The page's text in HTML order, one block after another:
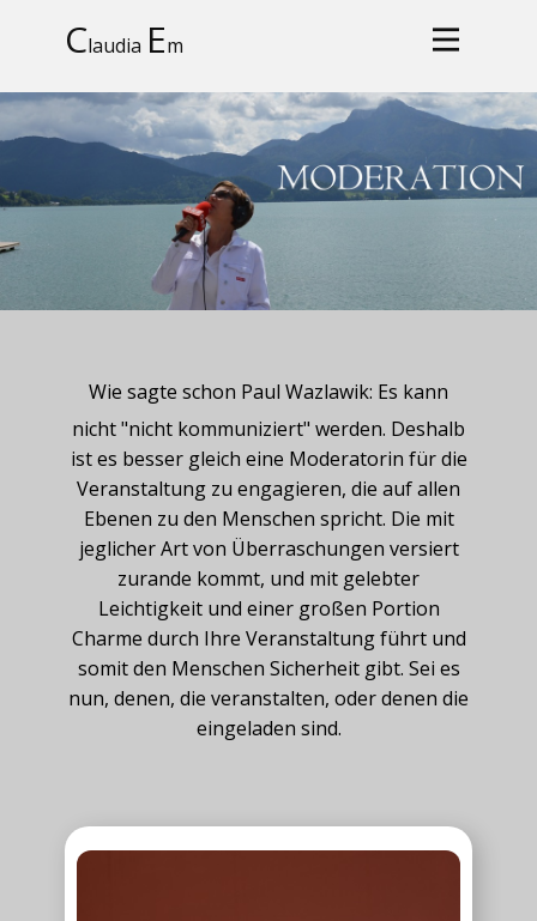
Claudia Em
Wie sagte schon Paul Wazlawik: Es kann
nicht "nicht kommuniziert" werden. Deshalb
ist es besser gleich eine Moderatorin für die
Veranstaltung zu engagieren, die auf allen
Ebenen zu den Menschen spricht. Die mit
jeglicher Art von Überraschungen versiert
zurande kommt, und mit gelebter
Leichtigkeit und einer großen Portion
Charme durch Ihre Veranstaltung führt und
somit den Menschen Sicherheit gibt. Sei es
nun, denen, die veranstalten, oder denen die
eingeladen sind.